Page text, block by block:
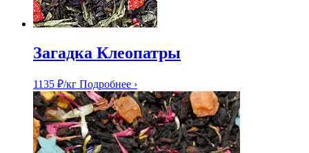
Загадка Клеопатры
1135 ₽/кг Подробнее ›